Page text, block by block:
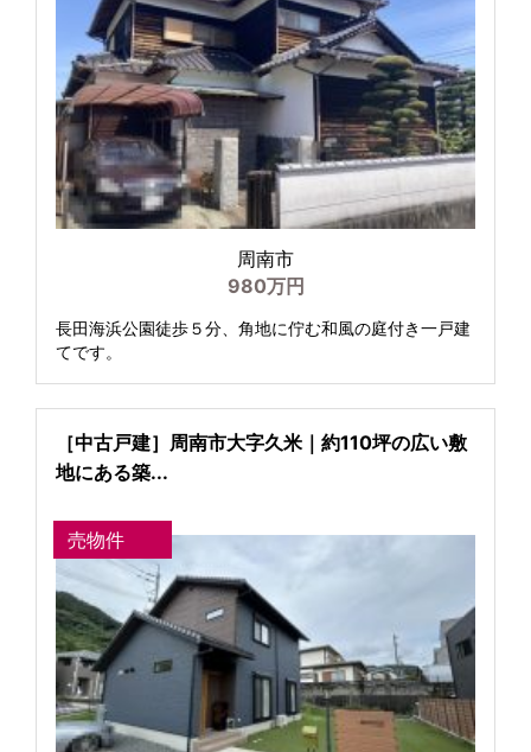
周南市
980万円
長田海浜公園徒歩５分、角地に佇む和風の庭付き一戸建
てです。
［中古戸建］周南市大字久米｜約110坪の広い敷
地にある築...
売物件